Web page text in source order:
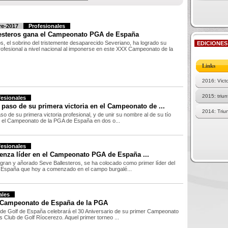
2017 Profesionales
gana el Campeonato PGA de España
el sobrino del tristemente desaparecido Severiano, ha logrado su
a nivel nacional al imponerse en este XXX Campeonato de la
de su primera victoria en el Campeonato de ...
de su primera victoria profesional, y de unir su nombre al de su tío
Campeonato de la PGA de España en dos o...
líder en el Campeonato PGA de España ...
y añorado Seve Ballesteros, se ha colocado como primer líder del
que hoy a comenzado en el campo burgalé...
de España de la PGA
Golf de España celebrará el 30 Aniversario de su primer Campeonato
de Golf Ríocerezo. Aquel primer torneo ...
Links
2016:
2015:
2014: